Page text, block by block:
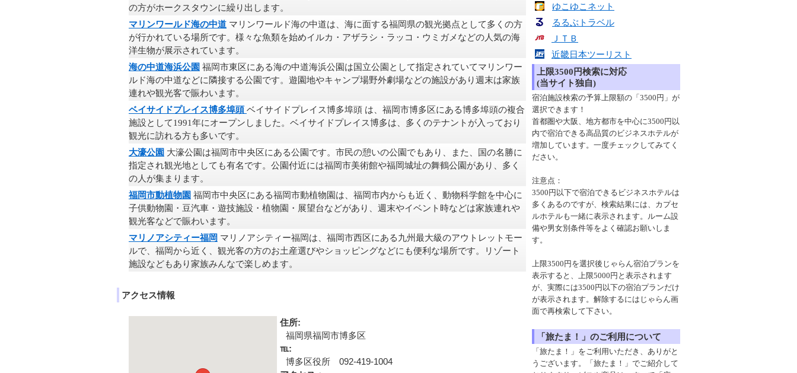
の方がホークスタウンに繰り出します。
マリンワールド海の中道 マリンワールド海の中道は、海に面する福岡県の観光拠点として多くの方
が行かれている場所です。様々な魚類を始めイルカ・アザラシ・ラッコ・ウミガメなどの人気の海
洋生物が展示されています。
海の中道海浜公園 福岡市東区にある海の中道海浜公園は国立公園として指定されていてマリンワー
ルド海の中道などに隣接する公園です。遊園地やキャンプ場野外劇場などの施設があり週末は家族
連れや観光客で賑わいます。
ベイサイドプレイス博多埠頭 ベイサイドプレイス博多埠頭 は、福岡市博多区にある博多埠頭の複合
施設として1991年にオープンしました。ベイサイドプレイス博多は、多くのテナントが入っており
観光に訪れる方も多いです。
大濠公園 大濠公園は福岡市中央区にある公園です。市民の憩いの公園でもあり、また、国の名勝に
指定され観光地としても有名です。公園付近には福岡市美術館や福岡城址の舞鶴公園があり、多く
の人が集まります。
福岡市動植物園 福岡市中央区にある福岡市動植物園は、福岡市内からも近く、動物科学館を中心に
子供動物園・豆汽車・遊技施設・植物園・展望台などがあり、週末やイベント時などは家族連れや
観光客などで賑わいます。
マリノアシティー福岡 マリノアシティー福岡は、福岡市西区にある九州最大級のアウトレットモー
ルで、福岡から近く、観光客の方のお土産選びやショッピングなどにも便利な場所です。リゾート
施設などもあり家族みんなで楽しめます。
アクセス情報
住所:
福岡県福岡市博多区
℡:
博多区役所 092-419-1004
ゆこゆこネット
るるぶトラベル
ＪＴＢ
近畿日本ツーリスト
上限3500円検索に対応
(当サイト独自)
宿泊施設検索の予算上限額の「3500円」が
選択できます！
首都圏や大阪、地方都市を中心に3500円以
内で宿泊できる高品質のビジネスホテルが
増加しています。一度チェックしてみてく
ださい。
注意点：
3500円以下で宿泊できるビジネスホテルは
多くあるのですが、検索結果には、カプセ
ルホテルも一緒に表示されます。ルーム設
備や男女別条件等をよく確認お願いしま
す。
上限3500円を選択後じゃらん宿泊プランを
表示すると、上限5000円と表示されます
が、実際には3500円以下の宿泊プランだけ
が表示されます。解除するにはじゃらん画
面で再検索して下さい。
「旅たま！」のご利用について
「旅たま！」をご利用いただき、ありがと
うございます。「旅たま！」でご紹介して